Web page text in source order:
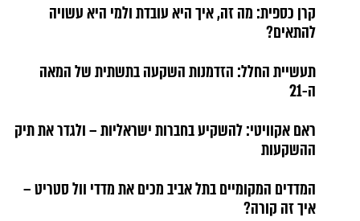
קרן כספית: מה זה, איך היא עובדת ולמי היא עשויה
להתאים?
תעשיית החלל: הזדמנות השקעה בתשתית של המאה
ה-21
ראם אקוויטי: להשקיע בחברות ישראליות – ולגדר את תיק
ההשקעות
המדדים המקומיים בתל אביב מכים את מדדי וול סטריט –
איך זה קורה?